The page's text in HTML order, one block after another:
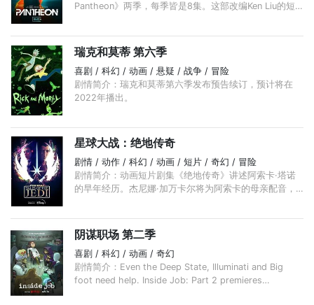
Pantheon》两季，每季皆是8集。这部改编Ken Liu的短
瑞克和莫蒂 第六季
喜剧 / 科幻 / 动画 / 悬疑 / 战争 / 冒险
剧情简介：瑞克和莫蒂第六季发布预告续订，预计将在
2022年播出。
星球大战：绝地传奇
剧情 / 动作 / 科幻 / 动画 / 短片 / 奇幻 / 冒险
剧情简介：动画短片剧集《绝地传奇》讲述阿索卡·塔诺
的早年经历。杰尼娜·加万卡尔将为阿索卡的母亲配音，
阴谋职场 第二季
喜剧 / 科幻 / 动画 / 奇幻
剧情简介：Even the Deep State, Illuminati and Big
foot need help. Inside Job: Part 2 premieres